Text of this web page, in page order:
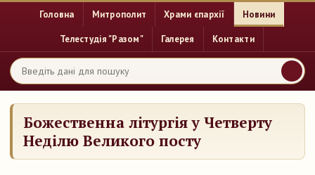
Головна Митрополит Храми єпархії Новини
Телестудія "Разом" Галерея Контакти
Божественна літургія у Четверту
Неділю Великого посту